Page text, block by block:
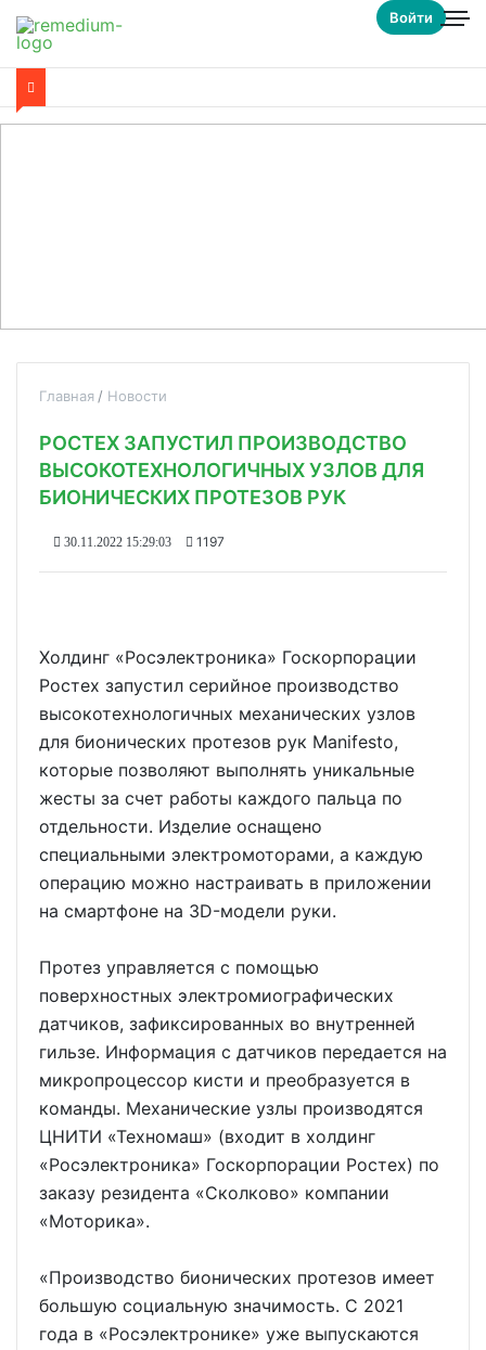
Войти
Главная Новости
РОСТЕХ ЗАПУСТИЛ ПРОИЗВОДСТВО
ВЫСОКОТЕХНОЛОГИЧНЫХ УЗЛОВ ДЛЯ
БИОНИЧЕСКИХ ПРОТЕЗОВ РУК
30.11.2022 15:29:03 1197
Холдинг «Росэлектроника» Госкорпорации
Ростех запустил серийное производство
высокотехнологичных механических узлов
для бионических протезов рук Manifesto,
которые позволяют выполнять уникальные
жесты за счет работы каждого пальца по
отдельности. Изделие оснащено
специальными электромоторами, а каждую
операцию можно настраивать в приложении
на смартфоне на 3D-модели руки.
Протез управляется с помощью
поверхностных электромиографических
датчиков, зафиксированных во внутренней
гильзе. Информация с датчиков передается на
микропроцессор кисти и преобразуется в
команды. Механические узлы производятся
ЦНИТИ «Техномаш» (входит в холдинг
«Росэлектроника» Госкорпорации Ростех) по
заказу резидента «Сколково» компании
«Моторика».
«Производство бионических протезов имеет
большую социальную значимость. С 2021
года в «Росэлектронике» уже выпускаются